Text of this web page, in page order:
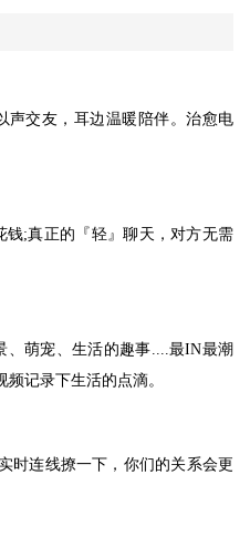
声交友，耳边温暖陪伴。治愈电
钱;真正的『轻』聊天，对方无需
、萌宠、生活的趣事....最IN最潮
记录下生活的点滴。
时连线撩一下，你们的关系会更